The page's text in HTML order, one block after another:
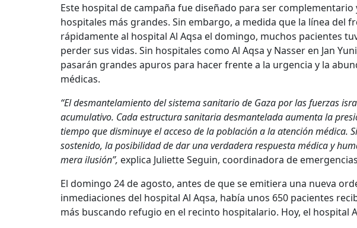
Este hospital de campaña fue diseñado para ser
hospitales más grandes. Sin embargo, a medida que la línea del
rápidamente al hospital Al Aqsa el domingo, muchos pacientes
perder sus vidas. Sin hospitales como Al Aqsa y Nasser en Jan
pasarán grandes apuros para hacer frente a la urgencia y la
médicas.
“El desmantelamiento del sistema sanitario de Gaza por las fuerzas
acumulativo. Cada estructura sanitaria desmantelada aumenta la
tiempo que disminuye el acceso de la población a la atención médica.
sostenido, la posibilidad de dar una verdadera respuesta médica y
mera ilusión”, explica Juliette Seguin, coordinadora de
El domingo 24 de agosto, antes de que se emitiera una nueva
inmediaciones del hospital Al Aqsa, había unos 650 pacientes
más buscando refugio en el recinto hospitalario. Hoy, el hospital